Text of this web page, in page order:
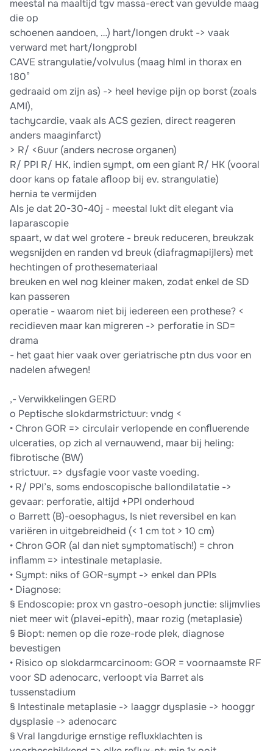
meestal na maaltijd tgv massa-erect van gevulde maag
die op
schoenen aandoen, …) hart/longen drukt -> vaak
verward met hart/longprobl
CAVE strangulatie/volvulus (maag hlml in thorax en
180°
gedraaid om zijn as) -> heel hevige pijn op borst (zoals
AMI),
tachycardie, vaak als ACS gezien, direct reageren
anders maaginfarct)
> R/ <6uur (anders necrose organen)
R/ PPI R/ HK, indien sympt, om een giant R/ HK (vooral
door kans op fatale aﬂoop bij ev. strangulatie)
hernia te vermijden
Als je dat 20-30-40j - meestal lukt dit elegant via
laparascopie
spaart, w dat wel grotere - breuk reduceren, breukzak
wegsnijden en randen vd breuk (diafragmapijlers) met
hechtingen of prothesemateriaal
breuken en wel nog kleiner maken, zodat enkel de SD
kan passeren
operatie - waarom niet bij iedereen een prothese? <
recidieven maar kan migreren -> perforatie in SD=
drama
- het gaat hier vaak over geriatrische ptn dus voor en
nadelen afwegen!
,- Verwikkelingen GERD
o Peptische slokdarmstrictuur: vndg <
• Chron GOR => circulair verlopende en conﬂuerende
ulceraties, op zich al vernauwend, maar bij heling:
ﬁbrotische (BW)
strictuur. => dysfagie voor vaste voeding.
• R/ PPI’s, soms endoscopische ballondilatatie ->
gevaar: perforatie, altijd +PPI onderhoud
o Barrett (B)-oesophagus, Is niet reversibel en kan
variëren in uitgebreidheid (< 1 cm tot > 10 cm)
• Chron GOR (al dan niet symptomatisch!) = chron
inﬂamm => intestinale metaplasie.
• Sympt: niks of GOR-sympt -> enkel dan PPIs
• Diagnose:
§ Endoscopie: prox vn gastro-oesoph junctie: slijmvlies
niet meer wit (plavei-epith), maar rozig (metaplasie)
§ Biopt: nemen op die roze-rode plek, diagnose
bevestigen
• Risico op slokdarmcarcinoom: GOR = voornaamste RF
voor SD adenocarc, verloopt via Barret als
tussenstadium
§ Intestinale metaplasie -> laaggr dysplasie -> hooggr
dysplasie -> adenocarc
§ Vral langdurige ernstige reﬂuxklachten is